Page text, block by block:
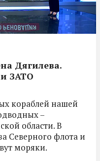
Дягилева.
ЗАТО
кораблей нашей
–
области. В
Северного флота и
моряки.